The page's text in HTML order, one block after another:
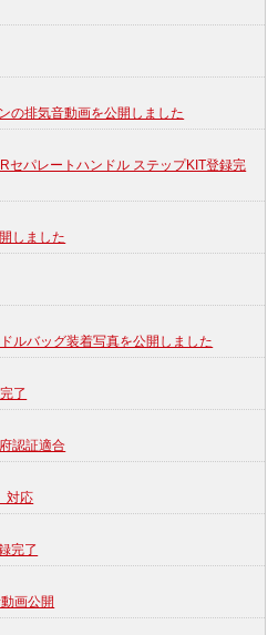
の排気音動画を公開しました
セパレートハンドル ステップKIT登録完
しました
ルバッグ装着写真を公開しました
了
認証適合
対応
完了
画公開